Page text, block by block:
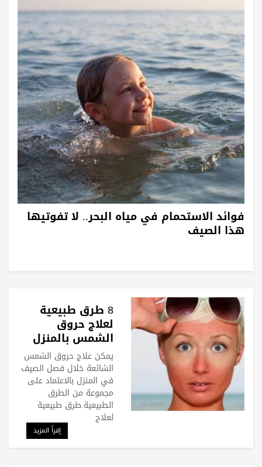
فوائد الاستحمام في مياه البحر.. لا تفوتيها
هذا الصيف
8 طرق طبيعية
لعلاج حروق
الشمس بالمنزل
يمكن علاج حروق الشمس
الشائعة خلال فصل الصيف
في المنزل بالاعتماد على
مجموعة من الطرق
الطبيعية.طرق طبيعية
لعلاج
إقرأ المزيد